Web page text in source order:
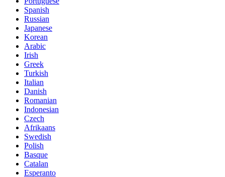
Spanish
Russian
Japanese
Korean
Arabic
Irish
Greek
Turkish
Italian
Danish
Romanian
Indonesian
Czech
Afrikaans
Swedish
Polish
Basque
Catalan
Esperanto